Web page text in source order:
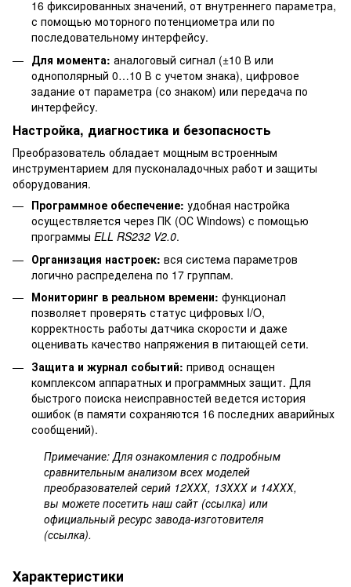
16 фиксированных значений, от внутреннего параметра,
с помощью моторного потенциометра или по
последовательному интерфейсу.
Для момента: аналоговый сигнал (±10 В или
однополярный 0…10 В с учетом знака), цифровое
задание от параметра (со знаком) или передача по
интерфейсу.
Настройка, диагностика и безопасность
Преобразователь обладает мощным встроенным
инструментарием для пусконаладочных работ и защиты
оборудования.
Программное обеспечение: удобная настройка
осуществляется через ПК (ОС Windows) с помощью
программы ELL RS232 V2.0.
Организация настроек: вся система параметров
логично распределена по 17 группам.
Мониторинг в реальном времени: функционал
позволяет проверять статус цифровых I/O,
корректность работы датчика скорости и даже
оценивать качество напряжения в питающей сети.
Защита и журнал событий: привод оснащен
комплексом аппаратных и программных защит. Для
быстрого поиска неисправностей ведется история
ошибок (в памяти сохраняются 16 последних аварийных
сообщений).
Примечание: Для ознакомления с подробным
сравнительным анализом всех моделей
преобразователей серий 12ХХХ, 13ХХХ и 14ХХХ,
вы можете посетить наш сайт (ссылка) или
официальный ресурс завода-изготовителя
(ссылка).
Характеристики